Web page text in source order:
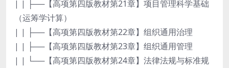
| | ├──【高项第四版教材第21章】项目管理科学基础
（运筹学计算）
| | ├──【高项第四版教材第22章】组织通用治理
| | ├──【高项第四版教材第23章】组织通用管理
| | └──【高项第四版教材第24章】法律法规与标准规